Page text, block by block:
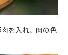
を入れ、肉の色